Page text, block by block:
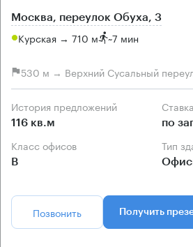
Москва, переулок Обуха, 3
Курская → 710 м ~7 мин
530 м → Верхний Сусальный
История предложений
116 кв.м по
Класс офисов
B
Тип
Позвонить Получить